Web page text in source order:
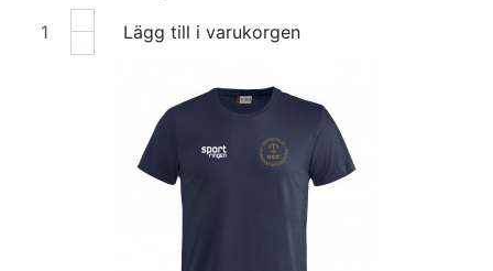
Lägg till i varukorgen